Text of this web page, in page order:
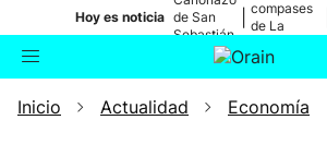
Hoy es noticia de San
Sebastián
compases
de La
Buscador Actualidad
Inicio Actualidad Economía